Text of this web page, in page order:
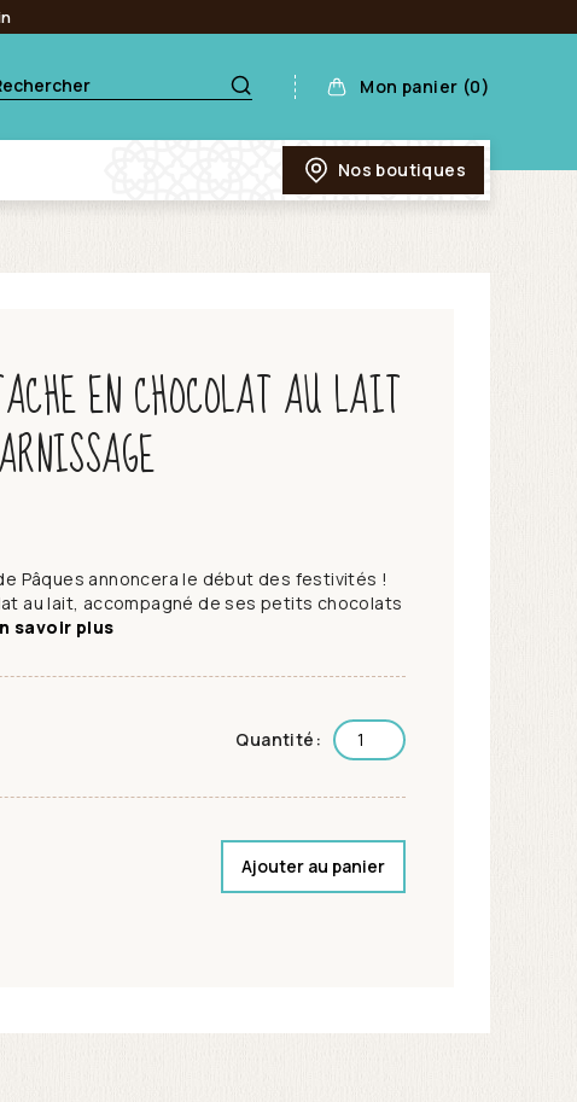
Mon panier (0)
Nos boutiques
EN CHOCOLAT AU LAIT
Pâques annoncera le début des festivités !
au lait, accompagné de ses petits chocolats
savoir plus
Quantité:
Ajouter au panier